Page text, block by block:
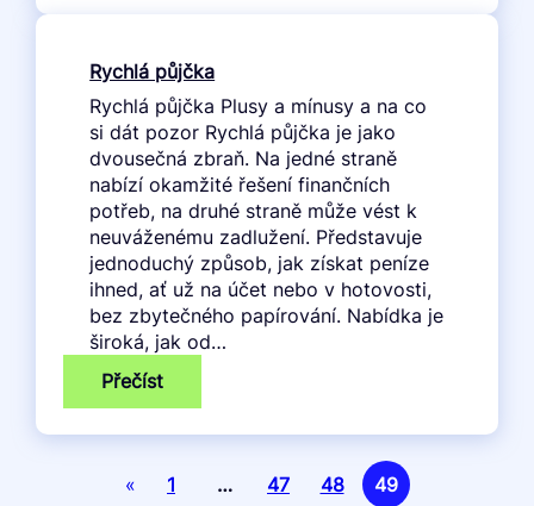
Rychlá půjčka
Rychlá půjčka Plusy a mínusy a na co
si dát pozor Rychlá půjčka je jako
dvousečná zbraň. Na jedné straně
nabízí okamžité řešení finančních
potřeb, na druhé straně může vést k
neuváženému zadlužení. Představuje
jednoduchý způsob, jak získat peníze
ihned, ať už na účet nebo v hotovosti,
bez zbytečného papírování. Nabídka je
široká, jak od…
Přečíst:
Rychlá
půjčka
« 1 … 47 48 49